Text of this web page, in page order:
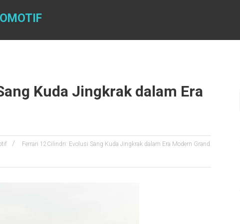
Kuda Jingkrak dalam Era
Ferrari 12Cilindri: Evolusi Sang Kuda Jingkrak dalam Era Modern Grand